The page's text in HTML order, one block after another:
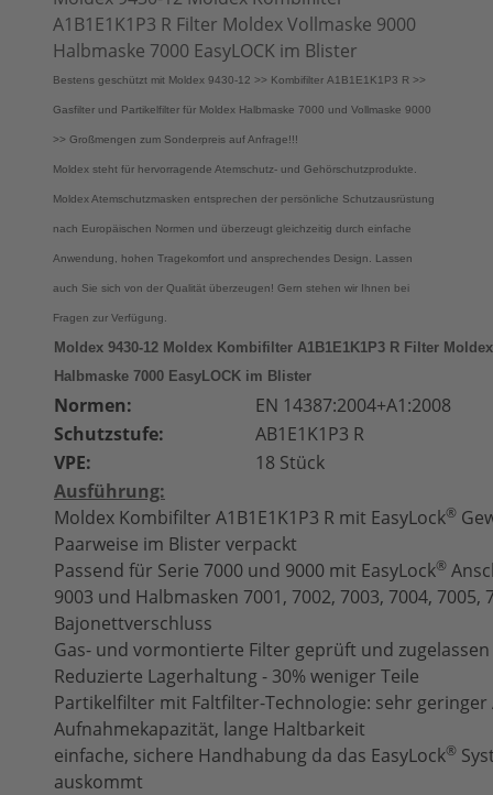
A1B1E1K1P3 R Filter Moldex Vollmaske 9000
Halbmaske 7000 EasyLOCK im Blister
Bestens geschützt mit Moldex 9430-12 >> Kombifilter A1B1E1K1P3 R >>
Gasfilter und Partikelfilter für Moldex Halbmaske 7000 und Vollmaske 9000
>> Großmengen zum Sonderpreis auf Anfrage!!!
Moldex steht für hervorragende Atemschutz- und Gehörschutzprodukte.
Moldex Atemschutzmasken entsprechen der persönliche Schutzausrüstung
nach Europäischen Normen und überzeugt gleichzeitig durch einfache
Anwendung, hohen Tragekomfort und ansprechendes Design. Lassen
auch Sie sich von der Qualität überzeugen! Gern stehen wir Ihnen bei
Fragen zur Verfügung.
Moldex 9430-12 Moldex Kombifilter A1B1E1K1P3 R Filter
Halbmaske 7000 EasyLOCK im Blister
Normen:
EN 14387:2004+A1:2008
Schutzstufe:
AB1E1K1P3 R
VPE:
18 Stück
Ausführung:
Moldex Kombifilter A1B1E1K1P3 R mit EasyLock®
Paarweise im Blister verpackt
Passend für Serie 7000 und 9000 mit EasyLock®
9003 und Halbmasken 7001, 7002, 7003, 7004, 7005,
Bajonettverschluss
Gas- und vormontierte Filter geprüft und zugelassen
Reduzierte Lagerhaltung - 30% weniger Teile
Partikelfilter mit Faltfilter-Technologie: sehr
Aufnahmekapazität, lange Haltbarkeit
einfache, sichere Handhabung da das EasyLock®
auskommt